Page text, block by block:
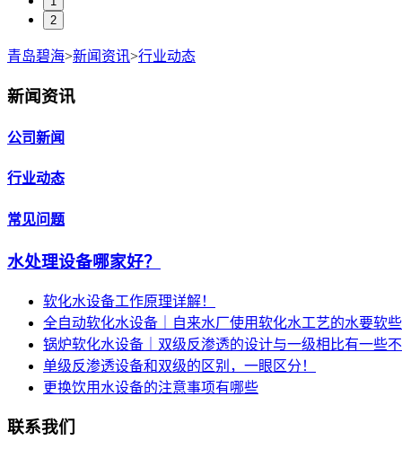
2
青岛碧海>新闻资讯>行业动态
新闻资讯
公司新闻
行业动态
常见问题
水处理设备哪家好？
软化水设备工作原理详解！
全自动软化水设备｜自来水厂使用软化水工艺的水要软些
锅炉软化水设备｜双级反渗透的设计与一级相比有一些
单级反渗透设备和双级的区别，一眼区分！
更换饮用水设备的注意事项有哪些
联系我们